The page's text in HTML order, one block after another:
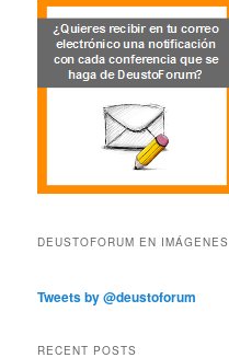
DEUSTOFORUM EN IMÁGENES
Tweets by @deustoforum
RECENT POSTS